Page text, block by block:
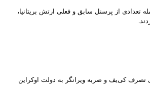
از پرسنل سابق و فعلی ارتش بریتانیا،
تصرف کی‌یف و ضربه ویرانگر به دولت اوکراین